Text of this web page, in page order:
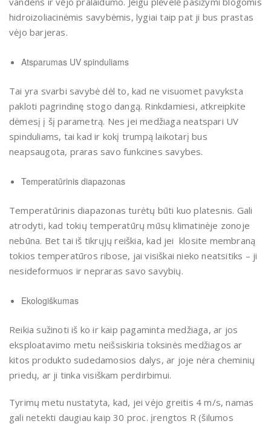
hidroizoliacinėmis savybėmis, lygiai taip pat ji bus prastas
vėjo barjeras.
Atsparumas UV spinduliams
Tai yra svarbi savybė dėl to, kad ne visuomet pavyksta
pakloti pagrindinę stogo dangą. Rinkdamiesi, atkreipkite
dėmesį į šį parametrą. Nes jei medžiaga neatspari UV
spinduliams, tai kad ir kokį trumpą laikotarį bus
neapsaugota, praras savo funkcines savybes.
Temperatūrinis diapazonas
Temperatūrinis diapazonas turėtų būti kuo platesnis. Gali
atrodyti, kad tokių temperatūrų mūsų klimatinėje zonoje
nebūna. Bet tai iš tikrųjų reiškia, kad jei klosite membraną
tokios temperatūros ribose, jai visiškai nieko neatsitiks – ji
nesideformuos ir nepraras savo savybių.
Ekologiškumas
Reikia sužinoti iš ko ir kaip pagaminta medžiaga, ar jos
eksploatavimo metu neišsiskiria toksinės medžiagos ar
kitos produkto sudedamosios dalys, ar joje nėra cheminių
priedų, ar ji tinka visiškam perdirbimui.
Tyrimų metu nustatyta, kad, jei vėjo greitis 4 m/s, namas
gali netekti daugiau kaip 30 proc. įrengtos R (šilumos